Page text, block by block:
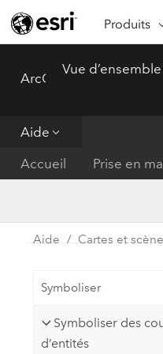
Produits
ARCGIS
ArcGIS
Système
ArcGIS Pro
Vue d’ensemble
Aide
Accueil
Prise en
Aide Cartes et
Symboliser
Symboliser des
d’entités